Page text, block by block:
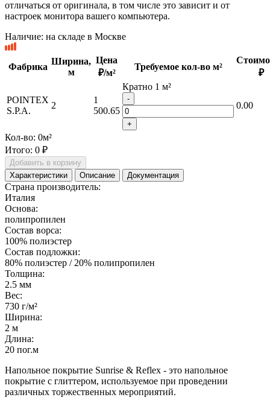
отличаться от оригинала, в том числе это зависит и от
настроек монитора вашего компьютера.
Наличие: на складе в Москве
Фабрика
Ширина,
м
Цена
₽/м²
Требуемое кол-во м²
₽
POINTEX
S.P.A.
2
1
500.65
Кратно 1 м²
-
+
0.00
Кол-во: 0м²
Итого: 0 ₽
Добавить в корзину
Характеристики
Описание Документация
Страна производитель:
Италия
Основа:
полипропилен
Состав ворса:
100% полиэстер
Состав подложки:
80% полиэстер / 20% полипропилен
Толщина:
2.5 мм
Вес:
730 г/м²
Ширина:
2 м
Длина:
20 пог.м
Напольное покрытие Sunrise & Reflex - это напольное
покрытие с глиттером, используемое при проведении
различных торжественных мероприятий.